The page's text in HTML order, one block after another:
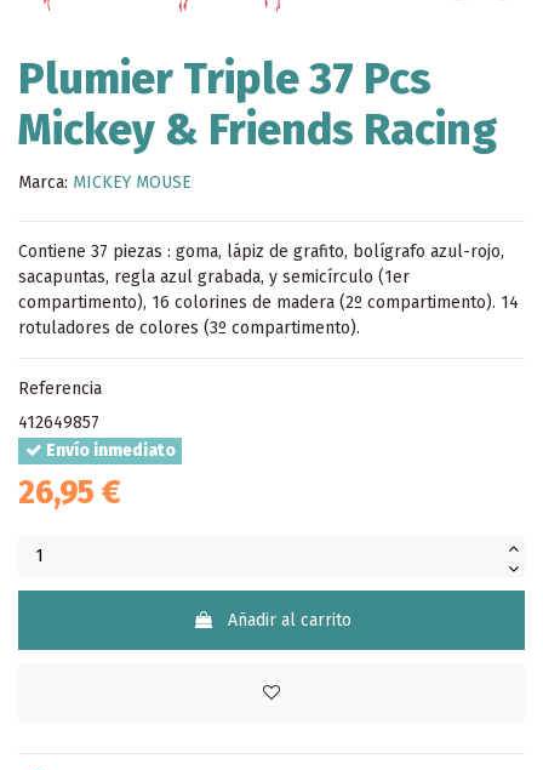
Plumier Triple 37 Pcs
Mickey & Friends Racing
Marca: MICKEY MOUSE
Contiene 37 piezas : goma, lápiz de grafito, bolígrafo azul-rojo,
sacapuntas, regla azul grabada, y semicírculo (1er
compartimento), 16 colorines de madera (2º compartimento). 14
rotuladores de colores (3º compartimento).
Referencia
412649857
Envío inmediato
26,95 €
Añadir al carrito